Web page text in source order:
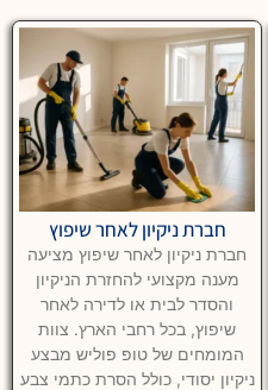
חברת ניקיון לאחר שיפוץ
חברת ניקיון לאחר שיפוץ מציעה
מענה מקצועי להחזרת הניקיון
והסדר לבית או לדירה לאחר
שיפוץ, בכל רחבי הארץ. צוות
המומחים של טופ פוליש מבצע
ניקיון יסודי, כולל הסרת כתמי צבע